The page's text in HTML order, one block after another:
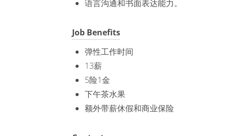
语言沟通和书面表达能力。
Job Benefits
弹性工作时间
13薪
5险1金
下午茶水果
额外带薪休假和商业保险